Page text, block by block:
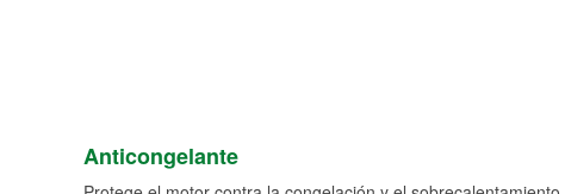
Anticongelante